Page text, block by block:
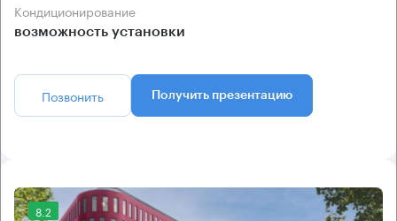
Кондиционирование
возможность установки
Позвонить Получить презентацию
8.2